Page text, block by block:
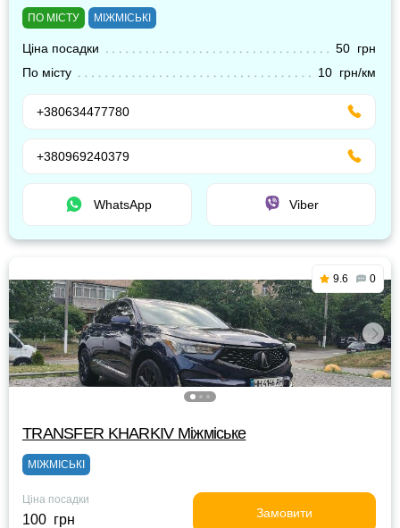
ПО МІСТУ МІЖМІСЬКІ
Ціна посадки
50 грн
По місту
10 грн/км
+380634477780
+380969240379
WhatsApp Viber
9.6 0
TRANSFER KHARKIV Міжміське
МІЖМІСЬКІ
Ціна посадки
100 грн Замовити